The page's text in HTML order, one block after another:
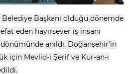
Başkanı olduğu dönemde
eden hayırsever iş insanı
anıldı. Doğanşehir'in
için Mevlid-i Şerif ve Kur-an-ı